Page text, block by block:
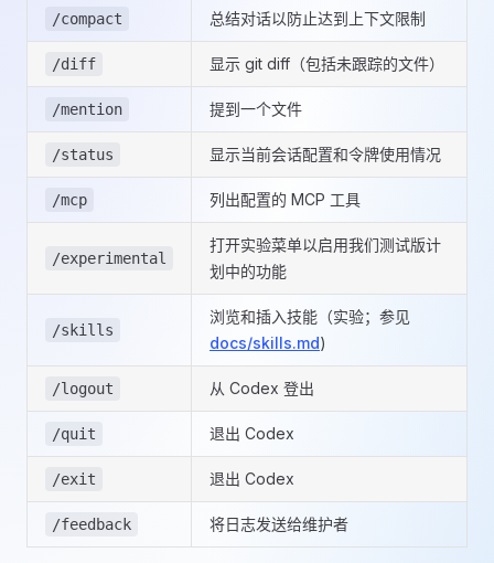
/compact 总结对话以防止达到上下文限制
/diff 显示 git diff（包括未跟踪的文件）
/mention 提到一个文件
/status 显示当前会话配置和令牌使用情况
/mcp 列出配置的 MCP 工具
/experimental
打开实验菜单以启用我们测试版计
划中的功能
/skills
浏览和插入技能（实验；参见
docs/skills.md)
/logout 从 Codex 登出
/quit 退出 Codex
/exit 退出 Codex
/feedback 将日志发送给维护者